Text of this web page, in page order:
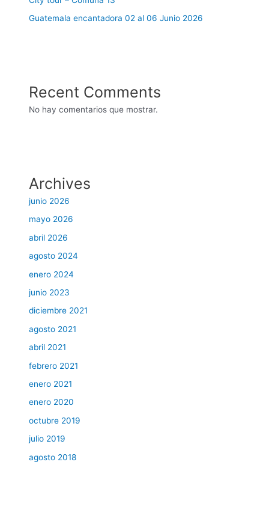
Guatemala encantadora 02 al 06 Junio 2026
Recent Comments
No hay comentarios que mostrar.
Archives
junio 2026
mayo 2026
abril 2026
agosto 2024
enero 2024
junio 2023
diciembre 2021
agosto 2021
abril 2021
febrero 2021
enero 2021
enero 2020
octubre 2019
julio 2019
agosto 2018